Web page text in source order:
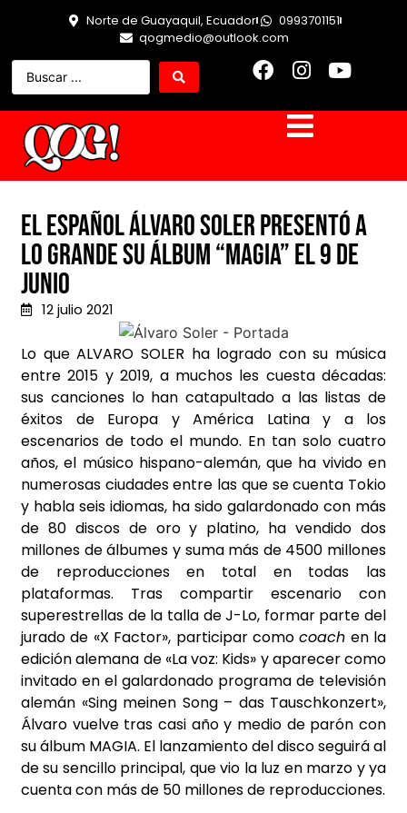
Norte de Guayaquil, Ecuador
0993701151
qogmedio@outlook.com
El español Álvaro Soler presentó a
lo grande su álbum “Magia” el 9 de
junio
12 julio 2021
Lo que ALVARO SOLER ha logrado con su música
entre 2015 y 2019, a muchos les cuesta décadas:
sus canciones lo han catapultado a las listas de
éxitos de Europa y América Latina y a los
escenarios de todo el mundo. En tan solo cuatro
años, el músico hispano-alemán, que ha vivido en
numerosas ciudades entre las que se cuenta Tokio
y habla seis idiomas, ha sido galardonado con más
de 80 discos de oro y platino, ha vendido dos
millones de álbumes y suma más de 4500 millones
de reproducciones en total en todas las
plataformas. Tras compartir escenario con
superestrellas de la talla de J-Lo, formar parte del
jurado de «X Factor», participar comocoach en la
edición alemana de «La voz: Kids» y aparecer como
invitado en el galardonado programa de televisión
alemán «Sing meinen Song – das Tauschkonzert»,
Álvaro vuelve tras casi año y medio de parón con
su álbum MAGIA. El lanzamiento del disco seguirá al
de su sencillo principal, que vio la luz en marzo y ya
cuenta con más de 50 millones de reproducciones.